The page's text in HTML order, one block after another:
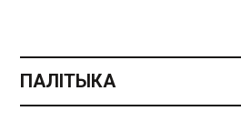
ПАЛІТЫКА